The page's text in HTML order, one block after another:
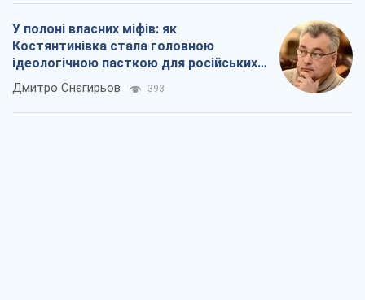
У полоні власних міфів: як
Костянтинівка стала головною
ідеологічною пасткою для російських
окупантів
Дмитро Снєгирьов 393